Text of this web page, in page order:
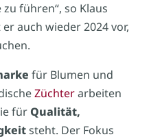
führen“, so Klaus
auch wieder 2024 vor,
für Blumen und
Züchterarbeiten
für Qualität,
steht. Der Fokus